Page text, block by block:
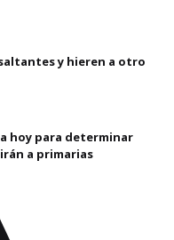
y hieren a otro
hoy para determinar
a primarias